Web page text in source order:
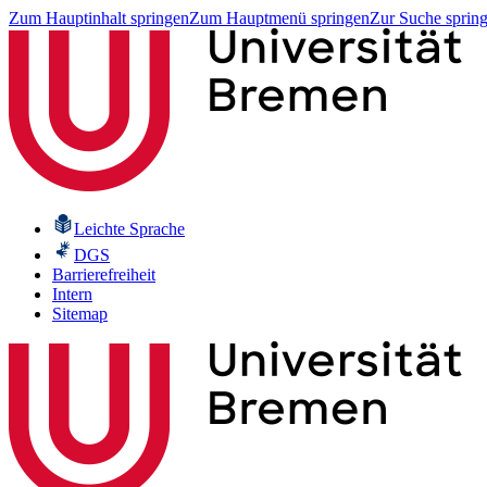
Zum Hauptinhalt springenZum Hauptmenü springenZur Suche
Leichte Sprache
DGS
Barrierefreiheit
Intern
Sitemap